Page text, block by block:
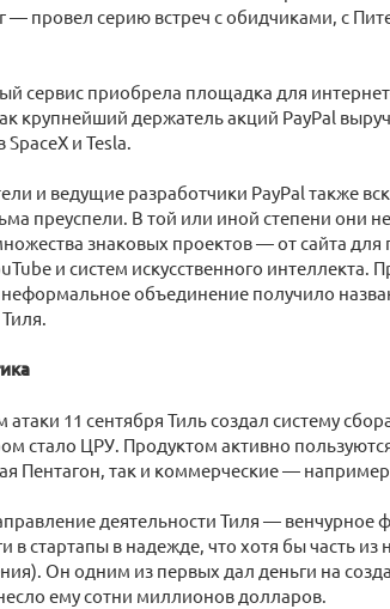
провел серию встреч с обидчиками, с
сервис приобрела площадка для
крупнейший держатель акций PayPal
и Tesla.
и ведущие разработчики PayPal также
преуспели. В той или иной степени они
знаковых проектов — от сайта для
и систем искусственного
объединение получило
атаки 11 сентября Тиль создал систему
стало ЦРУ. Продуктом активно
Пентагон, так и коммерческие —
деятельности Тиля — венчурное
в стартапы в надежде, что хотя бы часть
Он одним из первых дал деньги на
ему сотни миллионов долларов.